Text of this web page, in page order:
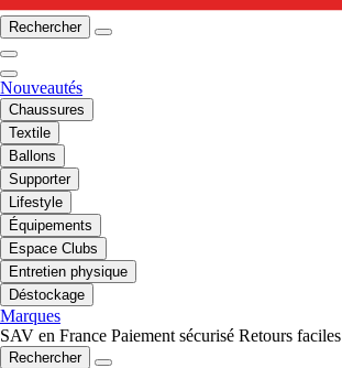
Rechercher
Nouveautés
Chaussures
Textile
Ballons
Supporter
Lifestyle
Équipements
Espace Clubs
Entretien physique
Déstockage
Marques
SAV en France Paiement sécurisé Retours faciles
Rechercher